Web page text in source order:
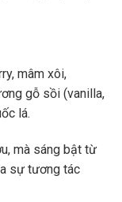
mâm xôi,
gỗ sồi (vanilla,
lá.
mà sáng bật từ
sự tương tác